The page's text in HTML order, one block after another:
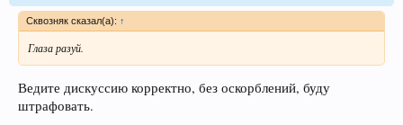
Сквозняк сказал(а): ↑
Глаза разуй.
Ведите дискуссию корректно, без оскорблений, буду
штрафовать.